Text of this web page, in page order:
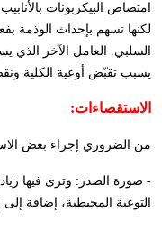
امتصاص البيكربونات
لكنها تسهم بإحداث الوذمة
السلبي. العامل الآخر
يسبب تقبّض أوعية الكلية
الاستقصاءات:
من الضروري إجراء بعض
- صورة الصدر: وترى فيها
التوعية المحيطية، إضافة